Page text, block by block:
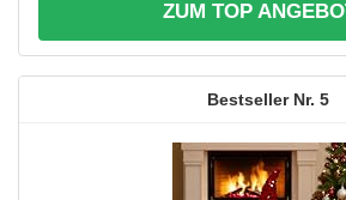
ZUM TOP
5